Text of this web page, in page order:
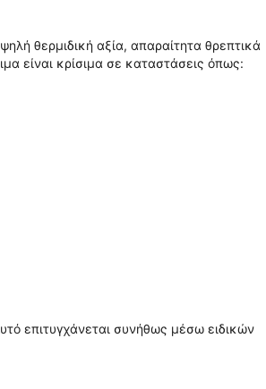
θερμιδική αξία, απαραίτητα θρεπτικά
είναι κρίσιμα σε καταστάσεις όπως:
επιτυγχάνεται συνήθως μέσω ειδικών